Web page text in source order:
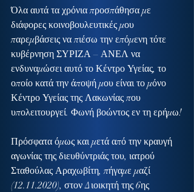
Όλα αυτά τα χρόνια προσπάθησα με
διάφορες κοινοβουλευτικές μου
παρεμβάσεις να πιέσω την επόμενη τότε
κυβέρνηση ΣΥΡΙΖΑ – ΑΝΕΛ να
ενδυναμώσει αυτό το Κέντρο Υγείας, το
οποίο κατά την άποψή μου είναι το μόνο
Κέντρο Υγείας της Λακωνίας που
υπολειτουργεί. Φωνή βοώντος εν τη ερήμω!
Πρόσφατα όμως και μετά από την κραυγή
αγωνίας της διευθύντριάς του, ιατρού
Σταθούλας Αραχωβίτη, πήγαμε μαζί
(12.11.2020), στον Διοικητή της 6ης